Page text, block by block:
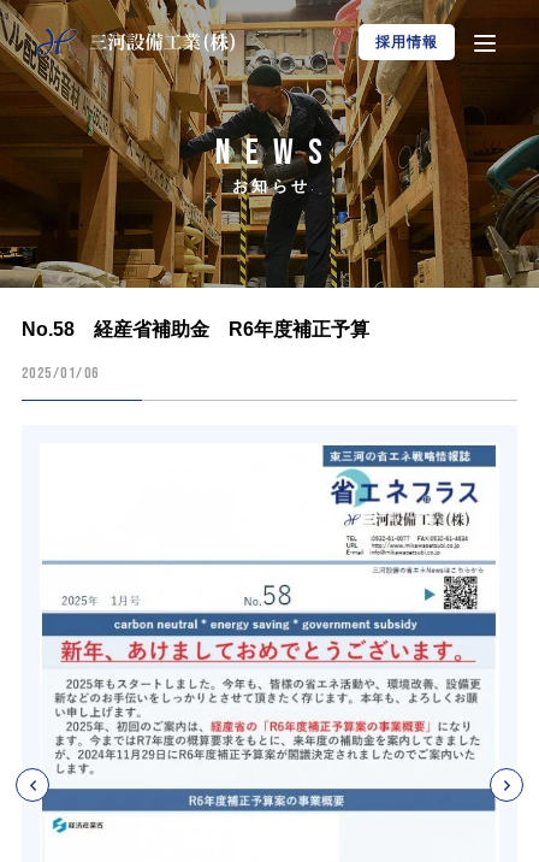
採用情報
NEWS
お知らせ
No.58 経産省補助金 R6年度補正予算
2025/01/06